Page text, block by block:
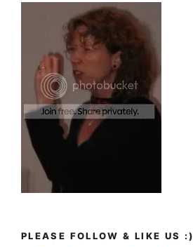
PLEASE FOLLOW & LIKE US :)